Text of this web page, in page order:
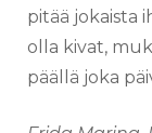
pitää jokaista
olla kivat,
päällä joka